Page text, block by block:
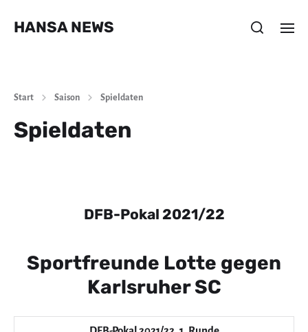
HANSA NEWS
Start Saison Spieldaten
Spieldaten
DFB-Pokal 2021/22
Sportfreunde Lotte gegen
Karlsruher SC